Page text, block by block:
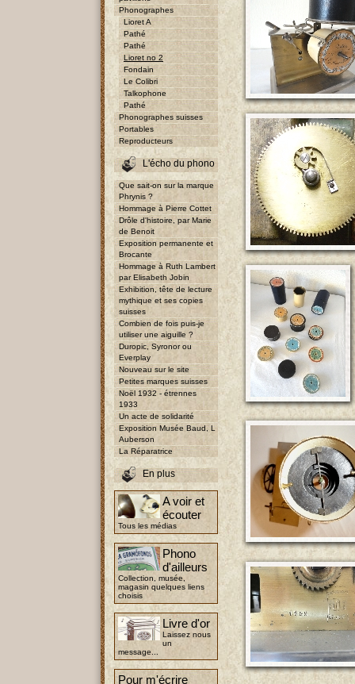
Phonographes
Lioret A
Pathé
Pathé
Lioret no 2
Fondain
Le Colibri
Talkophone
Pathé
Phonographes suisses
Portables
Reproducteurs
L'écho du phono
Que sait-on sur la marque
Phrynis ?
Hommage à Pierre Cottet
Drôle d'histoire, par Marie
de Benoit
Exposition permanente et
Brocante
Hommage à Ruth Lambert
par Elisabeth Jobin
Exhibition, tête de lecture
mythique et ses copies
suisses
Combien de fois puis-je
utiliser une aiguille ?
Duropic, Syronor ou
Everplay
Nouveau sur le site
Petites marques suisses
Noël 1932 - étrennes
1933
Un acte de solidarité
Exposition Musée Baud, L
Auberson
La Réparatrice
En plus
A voir et
écouter
Tous les médias
Phono
d'ailleurs
Collection, musée,
magasin quelques liens
choisis
Livre d'or
Laissez nous
un
message...
Pour m'écrire